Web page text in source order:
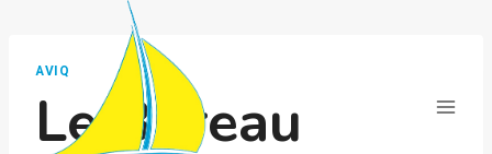
contenu
AVIQ
Le Bureau